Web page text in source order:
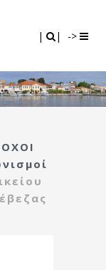
| | ->